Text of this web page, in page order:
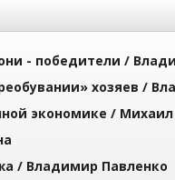
- победители /
хозяев /
экономике / Михаил
/ Владимир Павленко